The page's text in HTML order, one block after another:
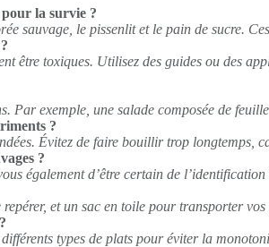
pour la survie ?
sauvage, le pissenlit et le pain de sucre.
être toxiques. Utilisez des guides ou des
Par exemple, une salade composée de
?
Évitez de faire bouillir trop longtemps,
?
également d’être certain de
et un sac en toile pour transporter
types de plats pour éviter la